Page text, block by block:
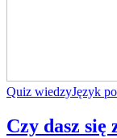
Quiz wiedzyJęzyk
Czy dasz się